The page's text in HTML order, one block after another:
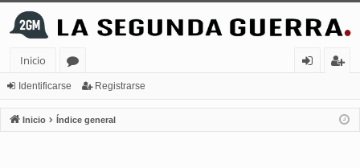
Inicio
or
os
nt
ifi
ist
ra
Identificarse Registrarse
Inicio Índice general